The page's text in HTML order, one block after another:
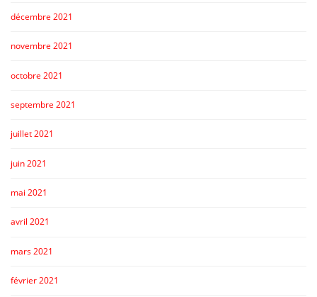
décembre 2021
novembre 2021
octobre 2021
septembre 2021
juillet 2021
juin 2021
mai 2021
avril 2021
mars 2021
février 2021